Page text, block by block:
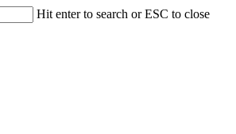
Hit enter to search or ESC to close